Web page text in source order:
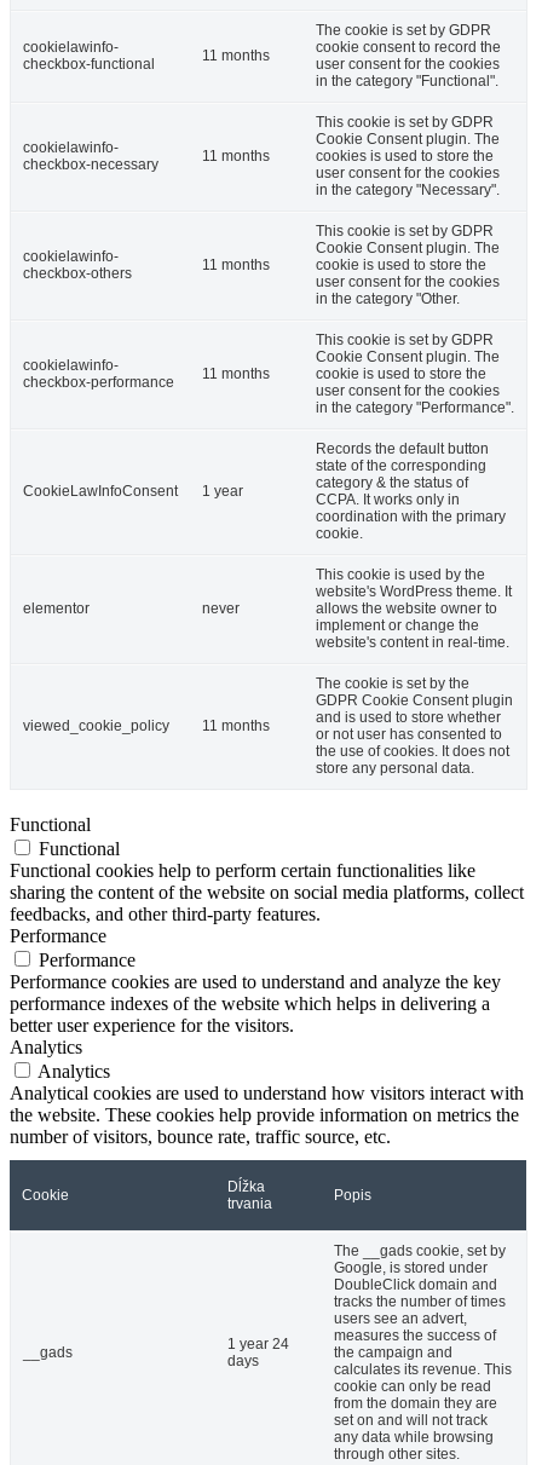
cookielawinfo-
checkbox-functional
11 months
The cookie is set by GDPR
cookie consent to record the
user consent for the cookies
in the category "Functional".
cookielawinfo-
checkbox-necessary
11 months
This cookie is set by GDPR
Cookie Consent plugin. The
cookies is used to store the
user consent for the cookies
in the category "Necessary".
cookielawinfo-
checkbox-others
11 months
This cookie is set by GDPR
Cookie Consent plugin. The
cookie is used to store the
user consent for the cookies
in the category "Other.
cookielawinfo-
checkbox-performance
11 months
This cookie is set by GDPR
Cookie Consent plugin. The
cookie is used to store the
user consent for the cookies
in the category "Performance".
CookieLawInfoConsent 1 year
Records the default button
state of the corresponding
category & the status of
CCPA. It works only in
coordination with the primary
cookie.
elementor never
This cookie is used by the
website's WordPress theme. It
allows the website owner to
implement or change the
website's content in real-time.
viewed_cookie_policy 11 months
The cookie is set by the
GDPR Cookie Consent plugin
and is used to store whether
or not user has consented to
the use of cookies. It does not
store any personal data.
Functional
Functional
Functional cookies help to perform certain functionalities like
sharing the content of the website on social media platforms, collect
feedbacks, and other third-party features.
Performance
Performance
Performance cookies are used to understand and analyze the key
performance indexes of the website which helps in delivering a
better user experience for the visitors.
Analytics
Analytics
Analytical cookies are used to understand how visitors interact with
the website. These cookies help provide information on metrics the
number of visitors, bounce rate, traffic source, etc.
Cookie
Dĺžka
trvania
Popis
__gads
1 year 24
days
The __gads cookie, set by
Google, is stored under
DoubleClick domain and
tracks the number of times
users see an advert,
measures the success of
the campaign and
calculates its revenue. This
cookie can only be read
from the domain they are
set on and will not track
any data while browsing
through other sites.